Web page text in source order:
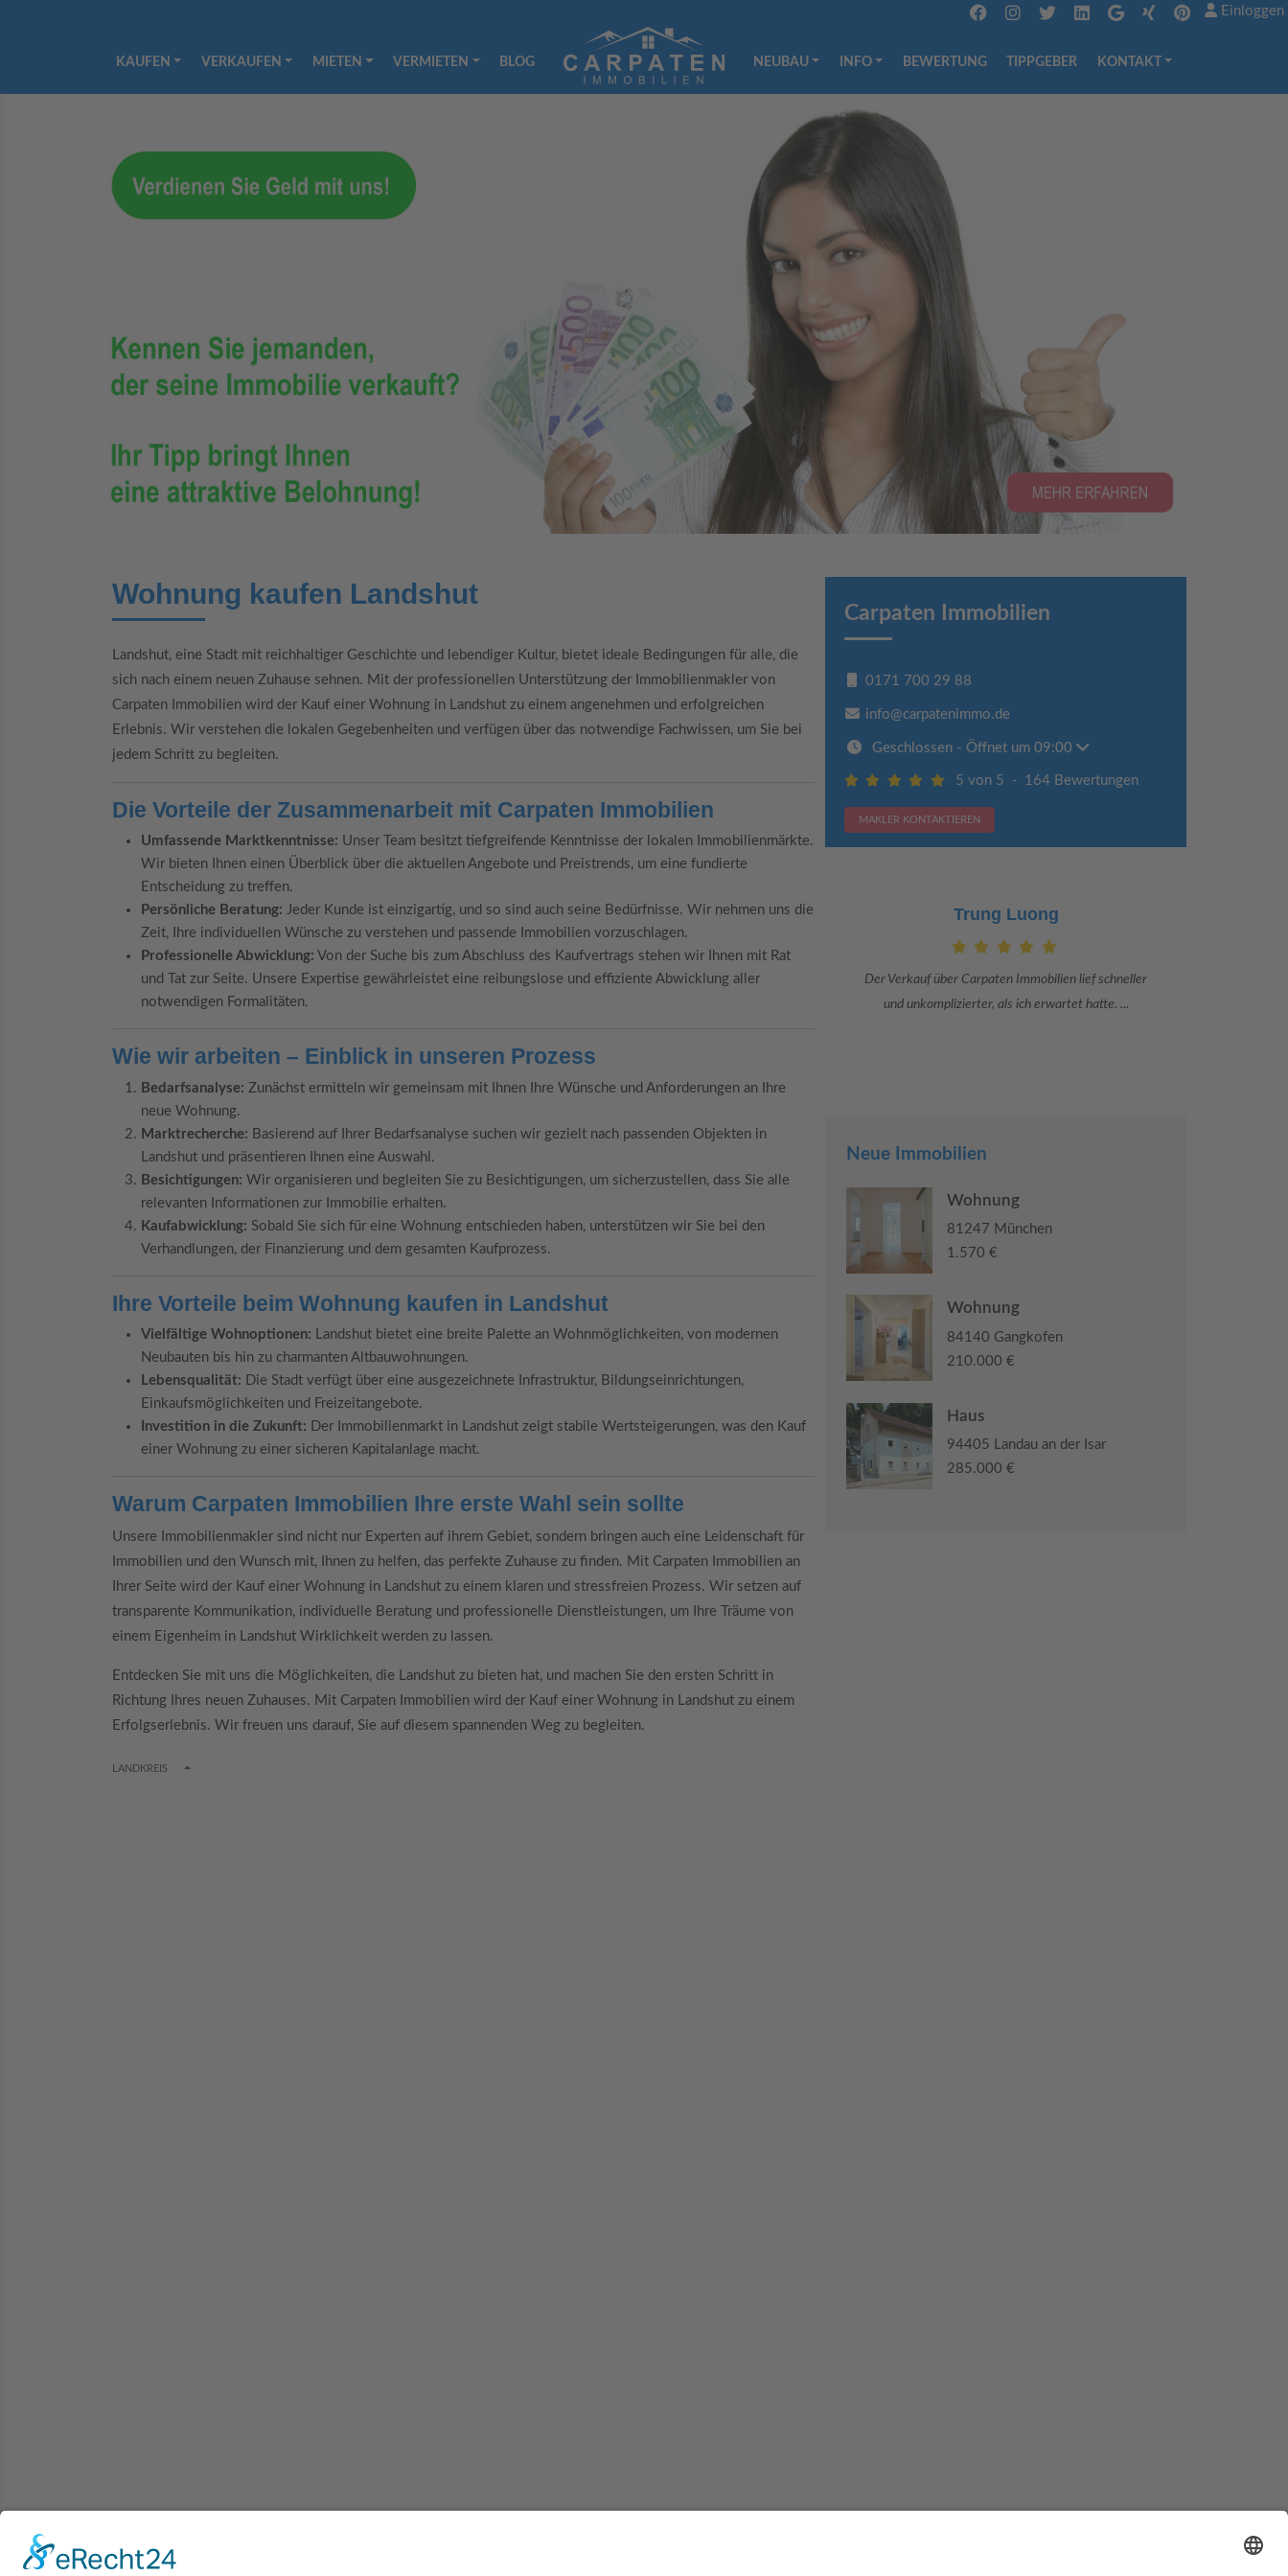
Einloggen
KAUFEN VERKAUFEN MIETEN VERMIETEN BLOG NEUBAU INFO BEWERTUNG TIPPGEBER KONTAKT
Wohnung kaufen Landshut
Landshut, eine Stadt mit reichhaltiger Geschichte und lebendiger Kultur, bietet ideale Bedingungen für alle, die
sich nach einem neuen Zuhause sehnen. Mit der professionellen Unterstützung der Immobilienmakler von
Carpaten Immobilien wird der Kauf einer Wohnung in Landshut zu einem angenehmen und erfolgreichen
Erlebnis. Wir verstehen die lokalen Gegebenheiten und verfügen über das notwendige Fachwissen, um Sie bei
jedem Schritt zu begleiten.
Die Vorteile der Zusammenarbeit mit Carpaten Immobilien
Umfassende Marktkenntnisse: Unser Team besitzt tiefgreifende Kenntnisse der lokalen Immobilienmärkte.
Wir bieten Ihnen einen Überblick über die aktuellen Angebote und Preistrends, um eine fundierte
Entscheidung zu treffen.
Persönliche Beratung: Jeder Kunde ist einzigartig, und so sind auch seine Bedürfnisse. Wir nehmen uns die
Zeit, Ihre individuellen Wünsche zu verstehen und passende Immobilien vorzuschlagen.
Professionelle Abwicklung: Von der Suche bis zum Abschluss des Kaufvertrags stehen wir Ihnen mit Rat
und Tat zur Seite. Unsere Expertise gewährleistet eine reibungslose und effiziente Abwicklung aller
notwendigen Formalitäten.
Wie wir arbeiten – Einblick in unseren Prozess
Bedarfsanalyse: Zunächst ermitteln wir gemeinsam mit Ihnen Ihre Wünsche und Anforderungen an Ihre
neue Wohnung.
Marktrecherche: Basierend auf Ihrer Bedarfsanalyse suchen wir gezielt nach passenden Objekten in
Landshut und präsentieren Ihnen eine Auswahl.
Besichtigungen: Wir organisieren und begleiten Sie zu Besichtigungen, um sicherzustellen, dass Sie alle
relevanten Informationen zur Immobilie erhalten.
Kaufabwicklung: Sobald Sie sich für eine Wohnung entschieden haben, unterstützen wir Sie bei den
Verhandlungen, der Finanzierung und dem gesamten Kaufprozess.
Ihre Vorteile beim Wohnung kaufen in Landshut
Vielfältige Wohnoptionen: Landshut bietet eine breite Palette an Wohnmöglichkeiten, von modernen
Neubauten bis hin zu charmanten Altbauwohnungen.
Lebensqualität: Die Stadt verfügt über eine ausgezeichnete Infrastruktur, Bildungseinrichtungen,
Einkaufsmöglichkeiten und Freizeitangebote.
Investition in die Zukunft: Der Immobilienmarkt in Landshut zeigt stabile Wertsteigerungen, was den Kauf
einer Wohnung zu einer sicheren Kapitalanlage macht.
Warum Carpaten Immobilien Ihre erste Wahl sein sollte
Unsere Immobilienmakler sind nicht nur Experten auf ihrem Gebiet, sondern bringen auch eine Leidenschaft für
Immobilien und den Wunsch mit, Ihnen zu helfen, das perfekte Zuhause zu finden. Mit Carpaten Immobilien an
Ihrer Seite wird der Kauf einer Wohnung in Landshut zu einem klaren und stressfreien Prozess. Wir setzen auf
transparente Kommunikation, individuelle Beratung und professionelle Dienstleistungen, um Ihre Träume von
einem Eigenheim in Landshut Wirklichkeit werden zu lassen.
Entdecken Sie mit uns die Möglichkeiten, die Landshut zu bieten hat, und machen Sie den ersten Schritt in
Richtung Ihres neuen Zuhauses. Mit Carpaten Immobilien wird der Kauf einer Wohnung in Landshut zu einem
Erfolgserlebnis. Wir freuen uns darauf, Sie auf diesem spannenden Weg zu begleiten.
LANDKREIS TOGGLE DROPDOWN
Carpaten Immobilien
0171 700 29 88
info@carpatenimmo.de
Geschlossen - Öffnet um 09:00
5 von 5 - 164 Bewertungen
MAKLER KONTAKTIEREN
Claudia Bergrath
Danke an Carpaten Immobilien und besonders an Frau
Adriana Sarca. Sie war viele Monate mehr als ...
Neue Immobilien
Wohnung
81247 München
1.570 €
Wohnung
84140 Gangkofen
210.000 €
Haus
94405 Landau an der Isar
285.000 €